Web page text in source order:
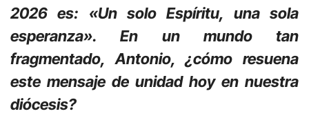
2026 es: «Un solo Espíritu, una sola
esperanza». En un mundo tan
fragmentado, Antonio, ¿cómo resuena
este mensaje de unidad hoy en nuestra
diócesis?